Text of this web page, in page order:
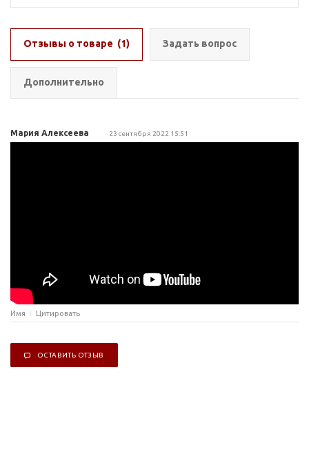
Отзывы о товаре (1) Задать вопрос
Дополнительно
Мария Алексеева 23 сентября 2022 15:51
Имя Цитировать
ОСТАВИТЬ ОТЗЫВ